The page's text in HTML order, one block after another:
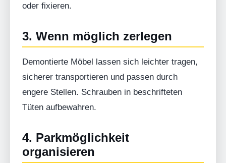
oder fixieren.
3. Wenn möglich zerlegen
Demontierte Möbel lassen sich leichter tragen,
sicherer transportieren und passen durch
engere Stellen. Schrauben in beschrifteten
Tüten aufbewahren.
4. Parkmöglichkeit
organisieren